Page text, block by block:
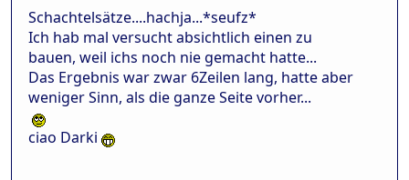
Schachtelsätze....hachja...*seufz*
Ich hab mal versucht absichtlich einen zu
bauen, weil ichs noch nie gemacht hatte...
Das Ergebnis war zwar 6Zeilen lang, hatte aber
weniger Sinn, als die ganze Seite vorher...
ciao Darki